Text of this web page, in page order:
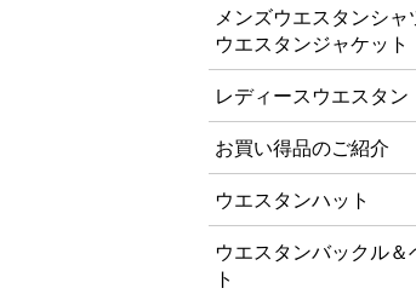
メンズウエスタンシャ
ウエスタンジャケット
レディースウエスタン
お買い得品のご紹介
ウエスタンハット
ウエスタンバックル＆
ト